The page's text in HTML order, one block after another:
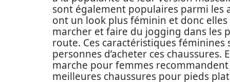
sont également populaires parmi les
ont un look plus féminin et donc
marcher et faire du jogging dans les
route. Ces caractéristiques
personnes d’acheter ces chaussures.
marche pour femmes recommandent
meilleures chaussures pour pieds